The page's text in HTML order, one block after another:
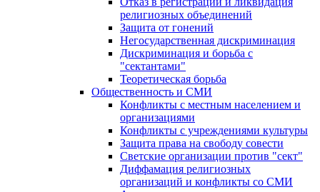
религиозных объединений
Защита от гонений
Негосударственная дискриминация
Дискриминация и борьба с
"сектантами"
Теоретическая борьба
Общественность и СМИ
Конфликты с местным населением и
организациями
Конфликты с учреждениями культуры
Защита права на свободу совести
Светские организации против "сект"
Диффамация религиозных
организаций и конфликты со СМИ